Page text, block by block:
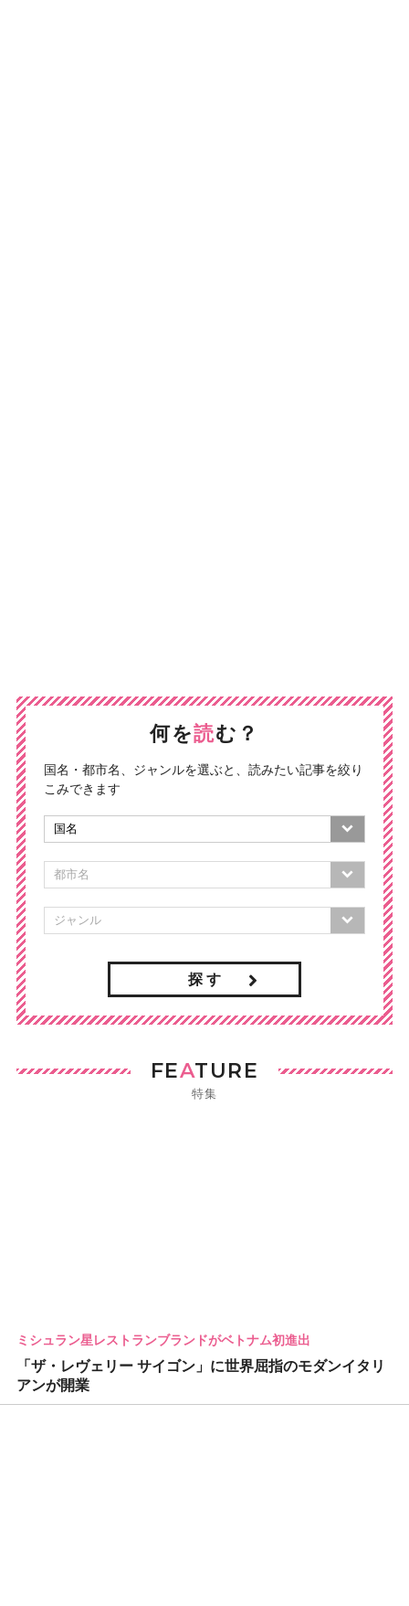
何を読む？
国名・都市名、ジャンルを選ぶと、読みたい記事を絞り
こみできます
探 す
FEATURE
特集
ミシュラン星レストランブランドがベトナム初進出
「ザ・レヴェリー サイゴン」に世界屈指のモダンイタリ
アンが開業